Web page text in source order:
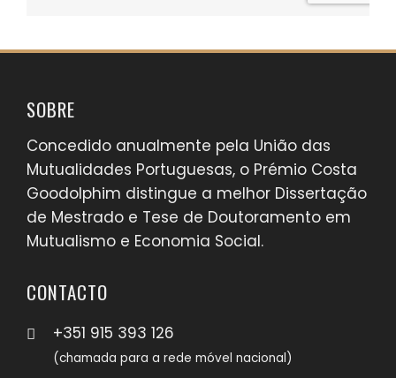
SOBRE
Concedido anualmente pela União das
Mutualidades Portuguesas, o Prémio Costa
Goodolphim distingue a melhor Dissertação
de Mestrado e Tese de Doutoramento em
Mutualismo e Economia Social.
CONTACTO
+351 915 393 126
(chamada para a rede móvel nacional)